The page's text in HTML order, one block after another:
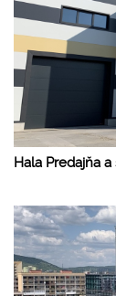
Hala Predajňa